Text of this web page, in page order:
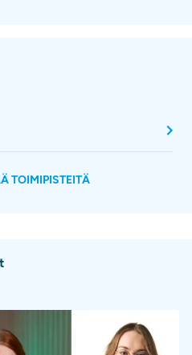
TOIMIPISTEITÄ